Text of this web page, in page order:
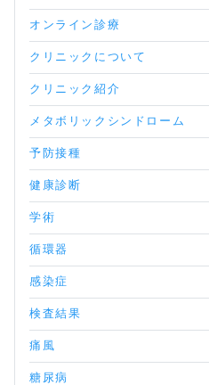
オンライン診療
クリニックについて
クリニック紹介
メタボリックシンドローム
予防接種
健康診断
学術
循環器
感染症
検査結果
痛風
糖尿病